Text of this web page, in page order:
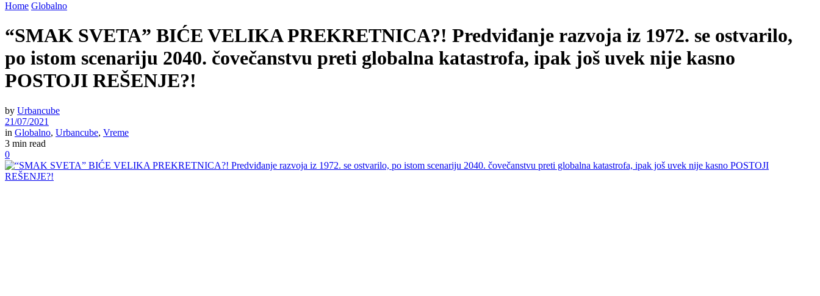
Home Globalno
“SMAK SVETA” BIĆE VELIKA PREKRETNICA?! Predviđanje razvoja iz 1972. se ostvarilo,
po istom scenariju 2040. čovečanstvu preti globalna katastrofa, ipak još uvek nije kasno
POSTOJI REŠENJE?!
by Urbancube
21/07/2021
in Globalno, Urbancube, Vreme
3 min read
0